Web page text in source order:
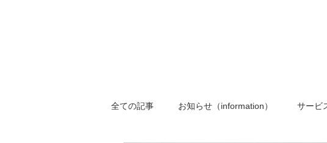
全ての記事 お知らせ（information） サービ